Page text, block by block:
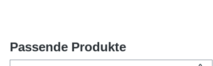
Passende Produkte